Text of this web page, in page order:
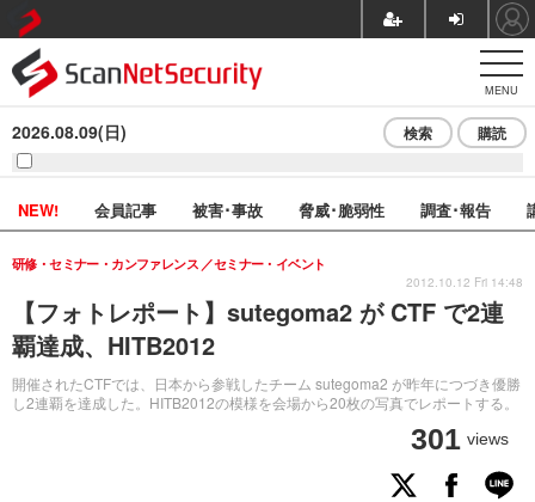
MENU
2026.08.09(日) 検索 購読
NEW! 会員記事 被害･事故 脅威･脆弱性 調査･報告
【フォトレポート】sutegoma2 が CTF で2連
覇達成、HITB2012
開催されたCTFでは、日本から参戦したチーム sutegoma2 が昨年につづき優勝
し2連覇を達成した。HITB2012の模様を会場から20枚の写真でレポートする。
研修・セミナー・カンファレンス セミナー・イベント
301 views
2012.10.12 Fri 14:48